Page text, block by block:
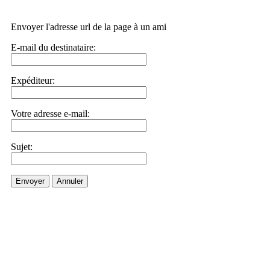
Envoyer l'adresse url de la page à un ami
E-mail du destinataire:
Expéditeur:
Votre adresse e-mail:
Sujet:
Envoyer Annuler